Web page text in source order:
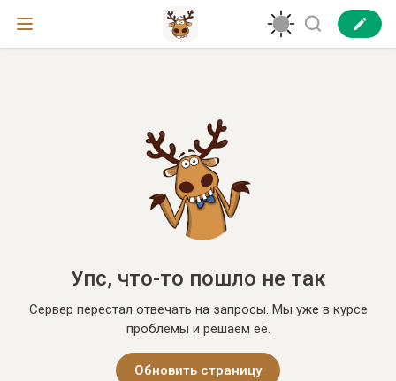
Упс, что-то пошло не так
Сервер перестал отвечать на запросы. Мы уже в курсе
проблемы и решаем её.
Обновить страницу